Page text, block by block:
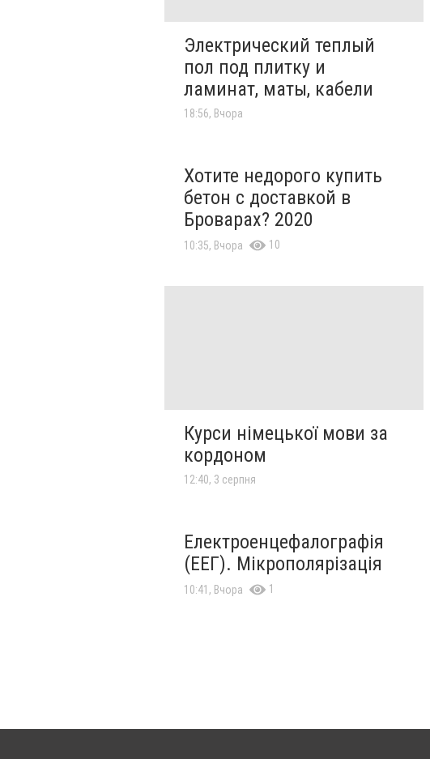
Электрический теплый
пол под плитку и
ламинат, маты, кабели
18:56, Вчора
Хотите недорого купить
бетон с доставкой в
Броварах? 2020
10:35, Вчора 10
Курси німецької мови за
кордоном
12:40, 3 серпня
Електроенцефалографія
(ЕЕГ). Мікрополярізація
10:41, Вчора 1